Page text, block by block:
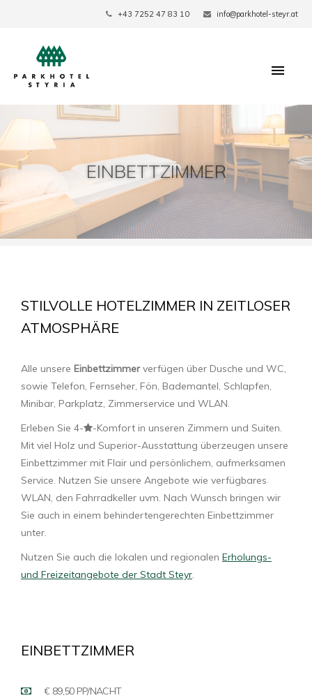
+43 7252 47 83 10 info@parkhotel-steyr.at
EINBETTZIMMER
STILVOLLE HOTELZIMMER IN ZEITLOSER
ATMOSPHÄRE
Alle unsere Einbettzimmerverfügen über Dusche und WC,
sowie Telefon, Fernseher, Fön, Bademantel, Schlapfen,
Minibar, Parkplatz, Zimmerservice und WLAN.
Erleben Sie 4-
-Komfort in unseren Zimmern und Suiten.
Mit viel Holz und Superior-Ausstattung überzeugen unsere
Einbettzimmer mit Flair und persönlichem, aufmerksamen
Service. Nutzen Sie unsere Angebote wie verfügbares
WLAN, den Fahrradkeller uvm. Nach Wunsch bringen wir
Sie auch in einem behindertengerechten Einbettzimmer
unter.
Nutzen Sie auch die lokalen und regionalen Erholungs-
und Freizeitangebote der Stadt Steyr.
EINBETTZIMMER
€ 89,50 PP/NACHT